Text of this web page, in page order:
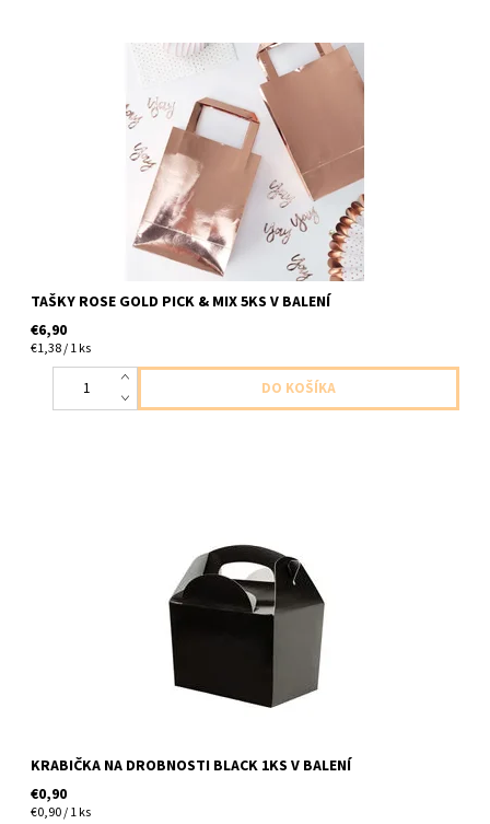
Papierové tašky na drobnosti ruzovozlate 5ks v balení velkost 9
TAŠKY ROSE GOLD PICK & MIX 5KS V BALENÍ
€6,90
€1,38 / 1 ks
papierova krabicka cierna 1ks v baleni velkost 12x10x15
KRABIČKA NA DROBNOSTI BLACK 1KS V BALENÍ
€0,90
€0,90 / 1 ks